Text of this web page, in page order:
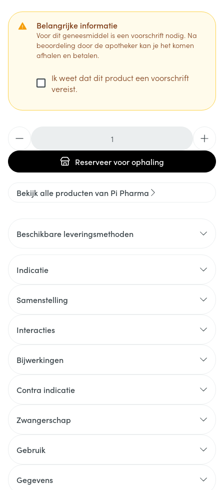
Belangrijke informatie
Voor dit geneesmiddel is een voorschrift nodig. Na
beoordeling door de apotheker kan je het komen
afhalen en betalen.
Ik weet dat dit product een voorschrift
vereist.
Reserveervoor ophaling
Bekijk alle producten van Pi Pharma
Beschikbare leveringsmethoden
Indicatie
Samenstelling
Interacties
Bijwerkingen
Contra indicatie
Zwangerschap
Gebruik
Gegevens